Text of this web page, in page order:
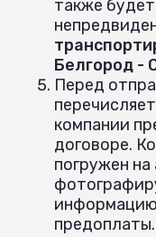
также
Белгород -
Перед
компании
договоре.
погружен на
информацию
предоплаты.